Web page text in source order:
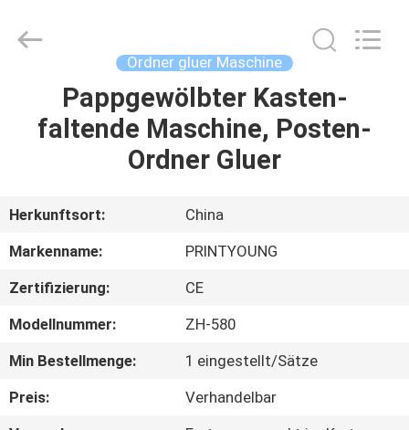
HAUS
PRODUKTE
VIDEOS
UNS
FABRIK-
AUSFLUG
Industry
Co.,Ltd.
Ordner gluer Maschine
Pappgewölbter Kasten-
faltende Maschine, Posten-
Ordner Gluer
Herkunftsort:
China
Markenname:
PRINTYOUNG
Zertifizierung:
CE
Modellnummer:
ZH-580
Min Bestellmenge:
1 eingestellt/Sätze
Preis:
Verhandelbar